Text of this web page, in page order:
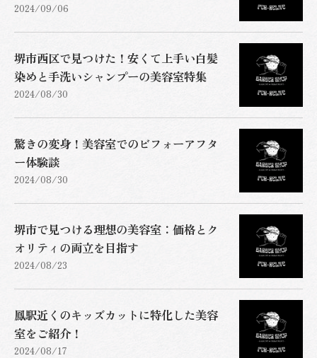
2024/09/06
堺市西区で見つけた！安くて上手い白髪
染めと手洗いシャンプーの美容室特集
2024/08/30
驚きの変身！美容室でのビフォーアフタ
ー体験談
2024/08/30
堺市で見つける理想の美容室：価格とク
オリティの両立を目指す
2024/08/23
鳳駅近くのキッズカットに特化した美容
室をご紹介！
2024/08/17